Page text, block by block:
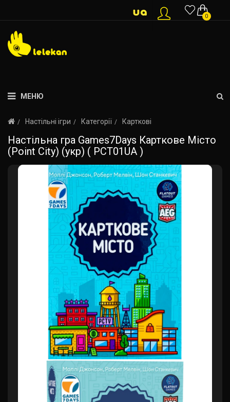
0
МЕНЮ
Настільні ігри Категорії Карткові
Настільна гра Games7Days Карткове Місто
(Point City) (укр) ( PCT01UA )